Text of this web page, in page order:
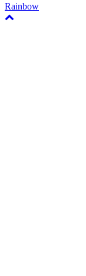
Rainbow